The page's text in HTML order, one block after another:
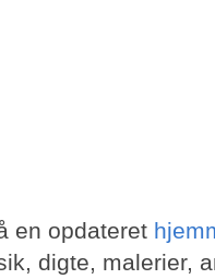
en opdateret
digte, malerier,